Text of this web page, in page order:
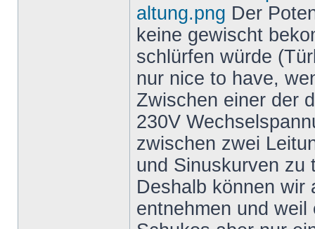
altung.png Der
keine gewischt
schlürfen würde
nur nice to have,
Zwischen einer der
230V
zwischen zwei
und Sinuskurven zu
Deshalb können wir
entnehmen und